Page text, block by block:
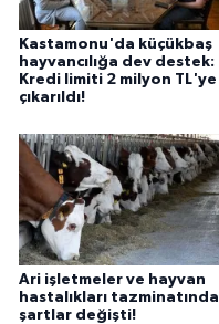
Kastamonu'da küçükbaş
hayvancılığa dev destek:
Kredi limiti 2 milyon TL'ye
çıkarıldı!
Ari işletmeler ve hayvan
hastalıkları tazminatında
şartlar değişti!